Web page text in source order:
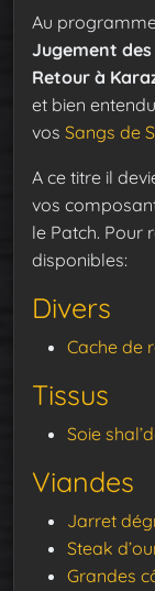
Au
Jugement
Retour à
et bien
vos Sangs de
A ce titre il
vos
le Patch. Pour
disponibles:
Divers
Cache de
Tissus
Soie
Viandes
Jarret
Steak
Grandes